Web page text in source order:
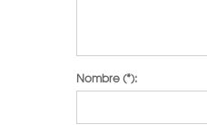
Nombre(*):